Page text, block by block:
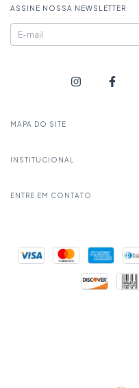
ASSINE NOSSA NEWSLETTER
MAPA DO SITE
INSTITUCIONAL
ENTRE EM CONTATO